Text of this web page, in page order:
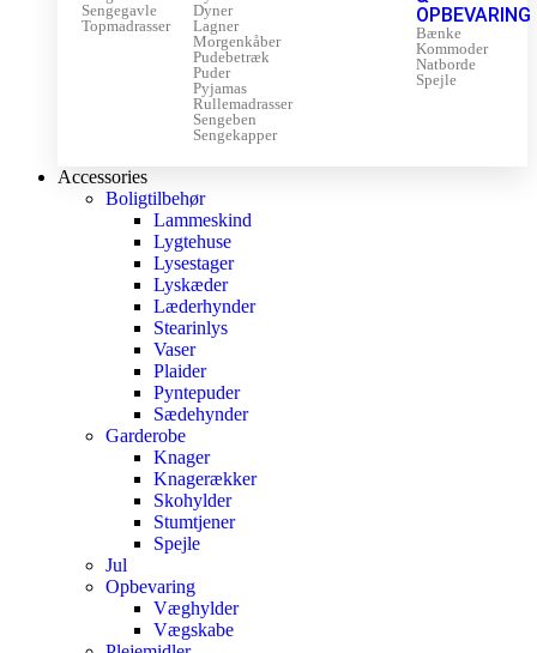
Sengegavle
Topmadrasser
Dyner
Lagner
Morgenkåber
Pudebetræk
Puder
Pyjamas
Rullemadrasser
Sengeben
Sengekapper
OPBEVARING
Bænke
Kommoder
Natborde
Spejle
Accessories
Boligtilbehør
Lammeskind
Lygtehuse
Lysestager
Lyskæder
Læderhynder
Stearinlys
Vaser
Plaider
Pyntepuder
Sædehynder
Garderobe
Knager
Knagerækker
Skohylder
Stumtjener
Spejle
Jul
Opbevaring
Væghylder
Vægskabe